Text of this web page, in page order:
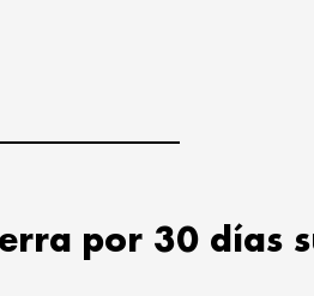
por 30 días